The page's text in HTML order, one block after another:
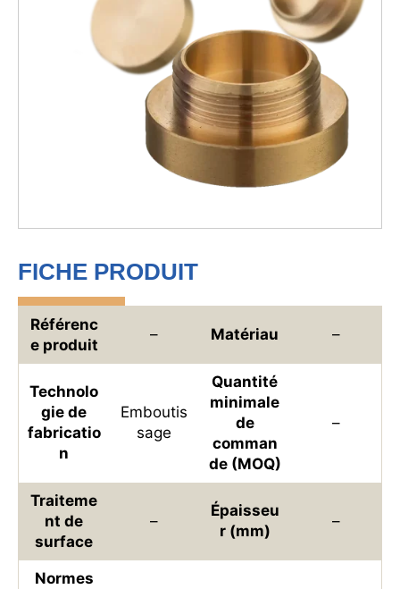
FICHE PRODUIT
Référenc
e produit
– Matériau –
Technolo
gie de
fabricatio
n
Emboutis
sage
Quantité
minimale
de
comman
de (MOQ)
–
Traiteme
nt de
surface
–
Épaisseu
r (mm)
–
Normes